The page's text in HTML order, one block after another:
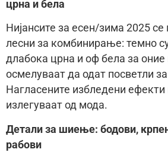
црна и бела
Нијансите за есен/зима 2025
лесни за комбинирање: темно
длабока црна и оф бела за оние
осмелуваат да одат посветли
Нагласените избледени ефекти
излегуваат од мода.
Детали за шиење: бодови,
рабови